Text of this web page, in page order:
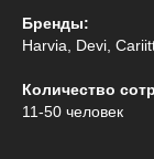
Бренды:
Harvia, Devi,
Количество
11-50 человек